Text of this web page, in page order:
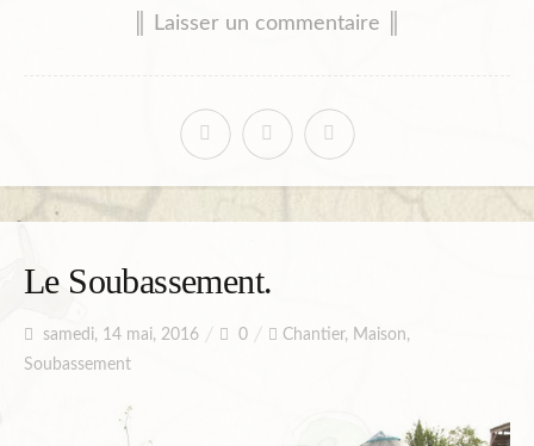
║ Laisser un commentaire ║
Le Soubassement.
samedi, 14 mai, 2016 0 Chantier, Maison,
Soubassement